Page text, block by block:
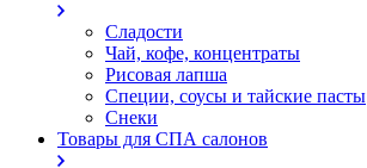
Сладости
Чай, кофе, концентраты
Рисовая лапша
Специи, соусы и тайские пасты
Снеки
Товары для СПА салонов